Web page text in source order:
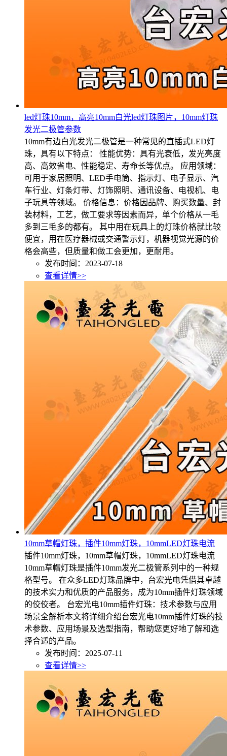
led灯珠10mm，高亮10mm白光led灯珠图片，10mm灯珠
发光二极管参数
10mm有边白光发光二极管是一种常见的直插式LED灯
珠，具有以下特点： 性能优势：具有光衰低，发光亮度
高、高效省电、性能稳定、寿命长等优点。 应用领域：
可用于家居照明、LED手电筒、指示灯、电子显示、汽
车行业、灯条灯带、灯饰照明、通讯设备、电视机、电
子玩具等领域。 价格信息：价格因品牌、购买数量、封
装材料，工艺，做工要求等因素而异，单个价格从一毛
多到三毛多的都有。 其中用在玩具上的灯珠价格就比较
便宜，用在医疗器械或交通警示灯，机器视觉光源的价
格会高些，但质量和做工会更加，更耐用。
发布时间：2023-07-18
查看详情>>
10mm草帽灯珠，插件10mm灯珠，10mmLED灯珠电流
插件10mm灯珠，10mm草帽灯珠，10mmLED灯珠电流
10mm草帽灯珠是插件10mm发光二极管系列中的一种规
格型号。 在众多LED灯珠品牌中，台宏光电凭借其卓越
的技术实力和优质的产品服务，成为10mm插件灯珠领域
的佼佼者。 台宏光电10mm插件灯珠：技术参数与应用
场景全解析本文将详细介绍台宏光电10mm插件灯珠的技
术参数、应用场景及选型指南，帮助您更好地了解和选
择合适的产品。
发布时间：2025-07-11
查看详情>>